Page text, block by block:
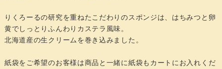
りくろーるの研究を重ねたこだわりのスポンジは、はちみつと卵
黄でしっとりふんわりカステラ風味。
北海道産の生クリームを巻き込みました。
紙袋をご希望のお客様は商品と一緒に紙袋もカートにお入れくだ